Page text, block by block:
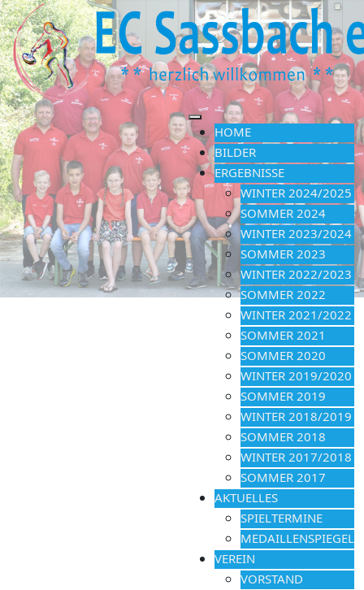
HOME
BILDER
ERGEBNISSE
WINTER 2024/2025
SOMMER 2024
WINTER 2023/2024
SOMMER 2023
WINTER 2022/2023
SOMMER 2022
WINTER 2021/2022
SOMMER 2021
SOMMER 2020
WINTER 2019/2020
SOMMER 2019
WINTER 2018/2019
SOMMER 2018
WINTER 2017/2018
SOMMER 2017
AKTUELLES
SPIELTERMINE
MEDAILLENSPIEGEL
VEREIN
VORSTAND